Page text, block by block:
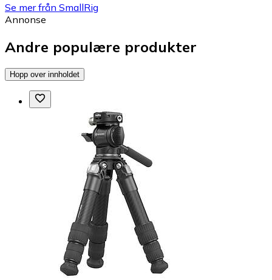
Se mer från SmallRig
Annonse
Andre populære produkter
Hopp over innholdet